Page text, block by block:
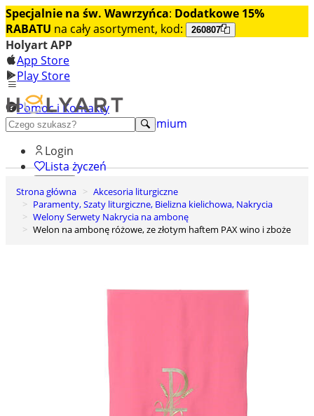
Specjalnie na św. Wawrzyńca: Dodatkowe 15%
RABATU na cały asortyment, kod: 260807
Holyart APP
App Store
Play Store
Pomoc i Kontakty
+48 222 922 860
Odkryj premium
Login
Lista życzeń
0
Koszyk
Strona główna
Akcesoria liturgiczne
Paramenty, Szaty liturgiczne, Bielizna kielichowa, Nakrycia
Welony Serwety Nakrycia na ambonę
Welon na ambonę różowe, ze złotym haftem PAX wino i zboże